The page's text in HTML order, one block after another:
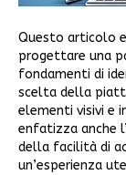
Questo articolo
progettare una
fondamenti di
scelta della
elementi visivi e
enfatizza anche
della facilità di
un’esperienza